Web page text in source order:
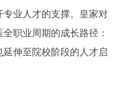
业人才的支撑。皇家对
职业周期的成长路径：
伸至院校阶段的人才启